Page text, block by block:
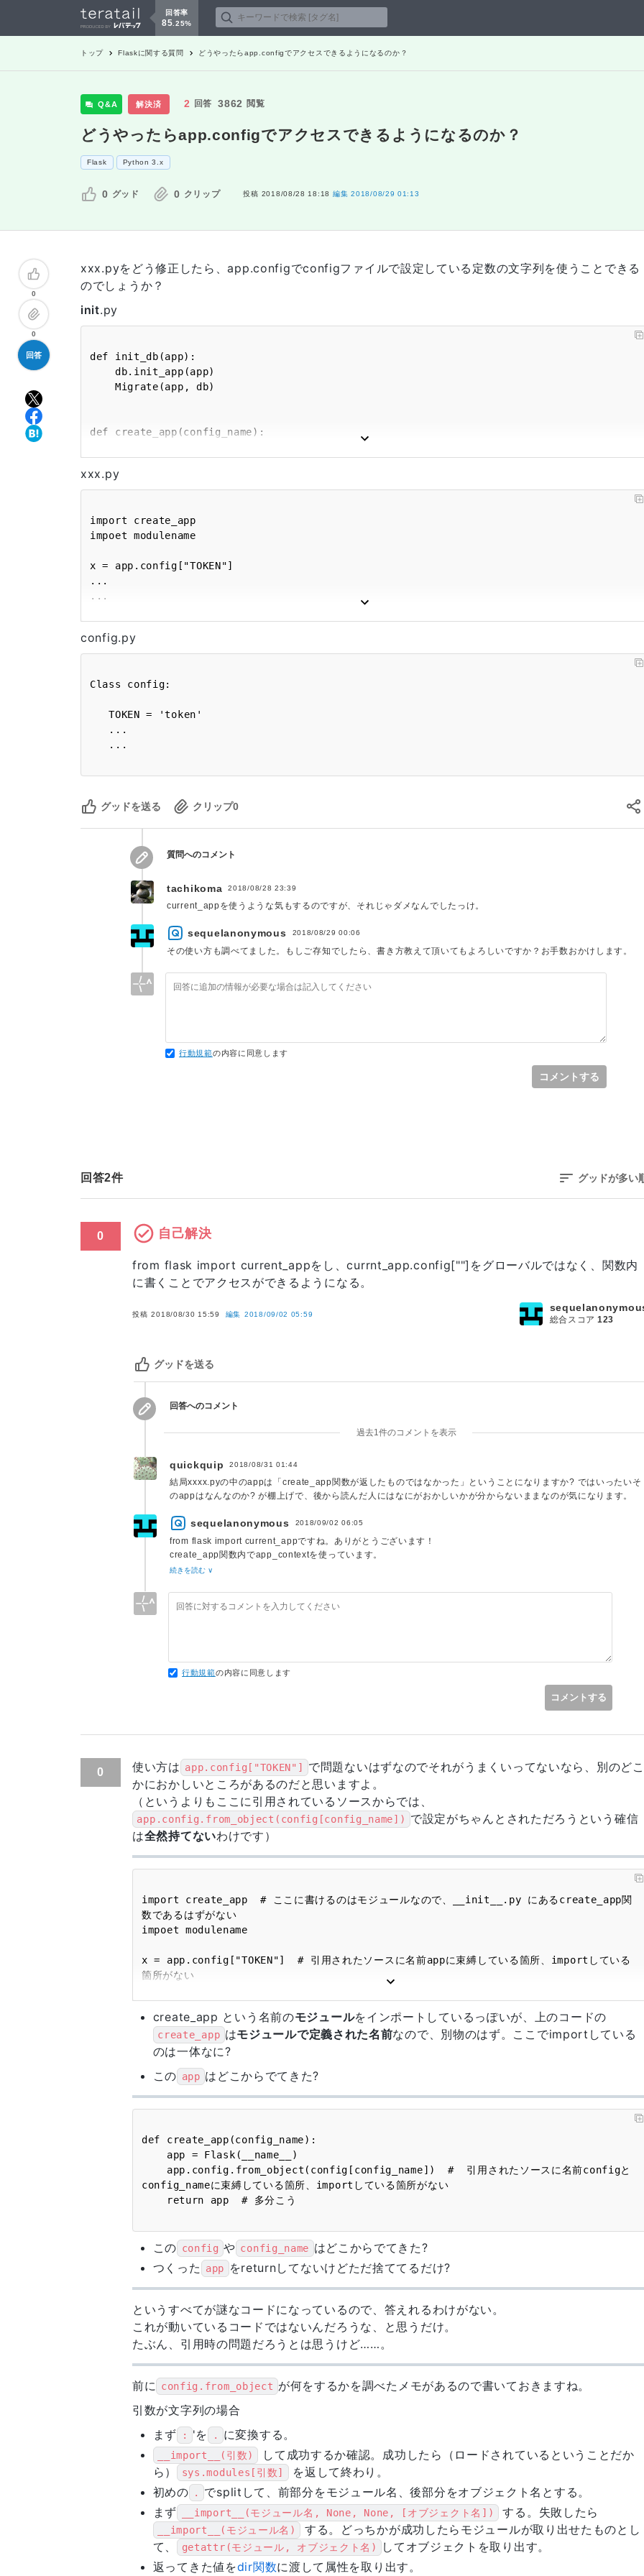
回答率
85 25%
トップ Flaskに関する質問 どうやったらapp.configでアクセスできるようになるのか？
Q&A 解決済 2 回答 3862 閲覧
どうやったらapp.configでアクセスできるようになるのか？
Flask Python 3.x
0 グッド 0 クリップ 投稿 2018/08/28 18:18 編集 2018/08/29 01:13
0
0
回答
xxx.pyをどう修正したら、app.configでconfigファイルで設定している定数の文字列を使うことできる
のでしょうか？
init.py
def init_db(app):
def create_app(config_name):
xxx.py
import create_app
impoet modulename
x = app.config["TOKEN"]
...
...
config.py
Class config:
   TOKEN = 'token'
グッドを送る クリップ0
質問へのコメント
tachikoma 2018/08/28 23:39
current_appを使うような気もするのですが、それじゃダメなんでしたっけ。
sequelanonymous 2018/08/29 00:06
その使い方も調べてました。もしご存知でしたら、書き方教えて頂いてもよろしいですか？お手数おかけします。
行動規範の内容に同意します
コメントする
回答2件 グッドが多い
0 自己解決
from flask import current_appをし、currnt_app.config[""]をグローバルではなく、関数内
に書くことでアクセスができるようになる。
投稿 2018/08/30 15:59 編集 2018/09/02 05:59
総合スコア 123
グッドを送る
回答へのコメント
過去1件のコメントを表示
quickquip 2018/08/31 01:44
結局xxxx.pyの中のappは「create_app関数が返したものではなかった」ということになりますか? ではいったいそ
のappはなんなのか? が棚上げで、後から読んだ人にはなにがおかしいかが分からないままなのが気になります。
sequelanonymous 2018/09/02 06:05
from flask import current_appですね。ありがとうございます！
http://flask.pocoo.org/docs/1.0/api/
続きを読む ∨
行動規範の内容に同意します
コメントする
0 使い方は app.config["TOKEN"]
で問題ないはずなのでそれがうまくいってないなら、別のどこ
かにおかしいところがあるのだと思いますよ。
（というよりもここに引用されているソースからでは、
app.config.from_object(config[config_name])
で設定がちゃんとされただろうという確信
は全然持てないわけです）
import create_app  # ここに書けるのはモジュールなので、__init__.py にあるcreate_app関
数であるはずがない
impoet modulename
x = app.config["TOKEN"]  # 引用されたソースに名前appに束縛している箇所、importしている
create_app という名前のモジュールをインポートしているっぽいが、上のコードの
create_app はモジュールで定義された名前なので、別物のはず。ここでimportしている
のは一体なに?
この app はどこからでてきた?
def create_app(config_name):
config_nameに束縛している箇所、importしている箇所がない
この config や config_name はどこからでてきた?
つくった
app をreturnしてないけどただ捨ててるだけ?
というすべてが謎なコードになっているので、答えれるわけがない。
これが動いているコードではないんだろうな、と思うだけ。
たぶん、引用時の問題だろうとは思うけど……。
前に config.from_object が何をするかを調べたメモがあるので書いておきますね。
引数が文字列の場合
まず
: 'を . に変換する。
__import__(引数)
して成功するか確認。成功したら（ロードされているということだか
ら）
sys.modules[引数]
を返して終わり。
初めの
.
でsplitして、前部分をモジュール名、後部分をオブジェクト名とする。
まず
__import__(モジュール名, None, None, [オブジェクト名]) する。失敗したら
__import__(モジュール名)
する。どっちかが成功したらモジュールが取り出せたものとし
て、
getattr(モジュール, オブジェクト名)
してオブジェクトを取り出す。
返ってきた値をdir関数に渡して属性を取り出す。